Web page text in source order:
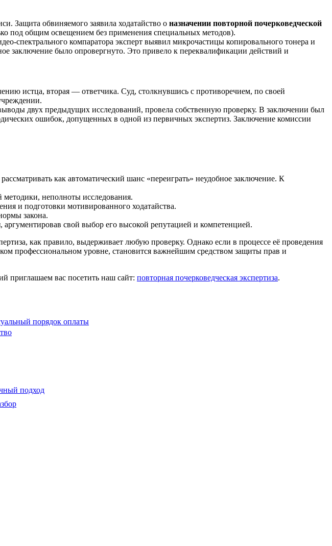
Защита обвиняемого заявила ходатайство о назначении повторной почерковедческой
под общим освещением без применения специальных методов).
спектрального компаратора эксперт выявил микрочастицы копировального тонера и
было опровергнуто. Это привело к переквалификации действий и
истца, вторая — ответчика. Суд, столкнувшись с противоречием, по своей
двух предыдущих исследований, провела собственную проверку. В заключении был
ошибок, допущенных в одной из первичных экспертиз. Заключение комиссии
как автоматический шанс «переиграть» неудобное заключение. К
неполноты исследования.
и подготовки мотивированного ходатайства.
закона.
аргументировав свой выбор его высокой репутацией и компетенцией.
как правило, выдерживает любую проверку. Однако если в процессе её проведения
профессиональном уровне, становится важнейшим средством защиты прав и
приглашаем вас посетить наш сайт: повторная почерковедческая экспертиза.
порядок оплаты
подход